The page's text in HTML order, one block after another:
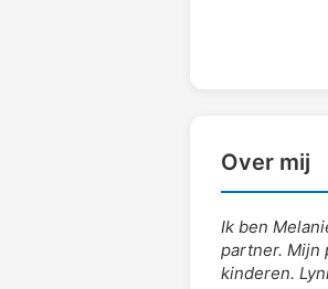
Over mij
Ik ben
partner. Mijn
kinderen.